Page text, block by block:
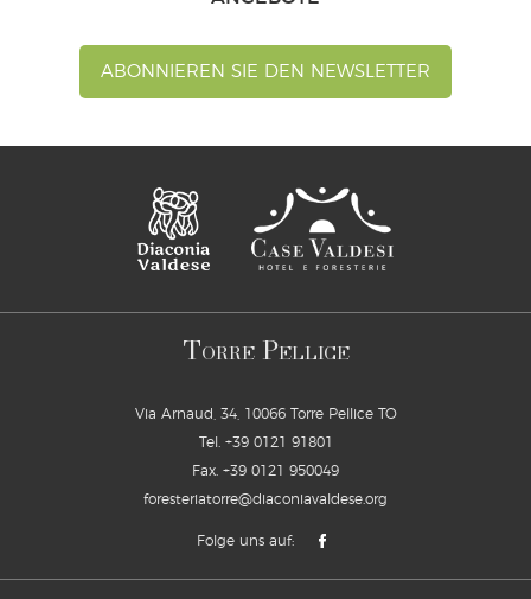
ABONNIEREN SIE DEN NEWSLETTER
TORREPELLICE
Via Arnaud, 34, 10066 Torre Pellice TO
Tel. +39 0121 91801
Fax. +39 0121 950049
foresteriatorre@diaconiavaldese.org
Folge uns auf: